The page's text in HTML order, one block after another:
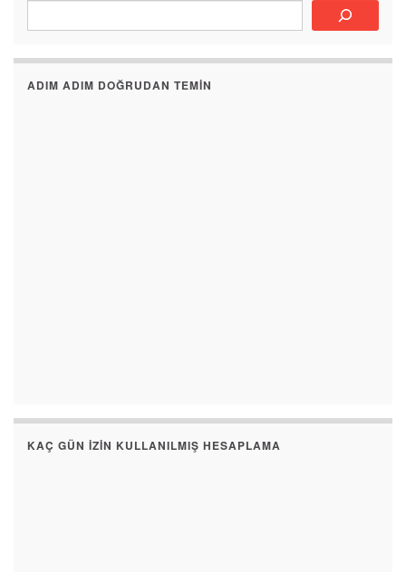
ADIM ADIM DOĞRUDAN TEMIN
KAÇ GÜN İZIN KULLANILMIŞ HESAPLAMA